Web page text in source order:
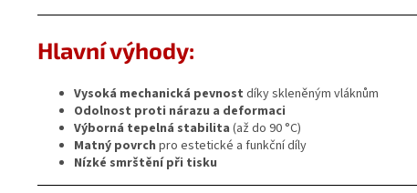
Hlavní výhody:
Vysoká mechanická pevnost díky skleněným vláknům
Odolnost proti nárazu a deformaci
Výborná tepelná stabilita (až do 90 °C)
Matný povrch pro estetické a funkční díly
Nízké smrštění při tisku